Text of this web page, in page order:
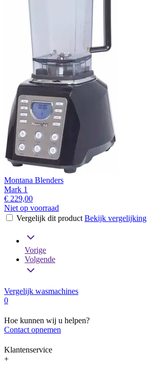
Montana Blenders
Mark 1
€ 229,00
Niet op voorraad
Vergelijk dit product Bekijk vergelijking
Vorige
Volgende
Vergelijk wasmachines
0
Hoe kunnen wij u helpen?
Contact opnemen
Klantenservice
+